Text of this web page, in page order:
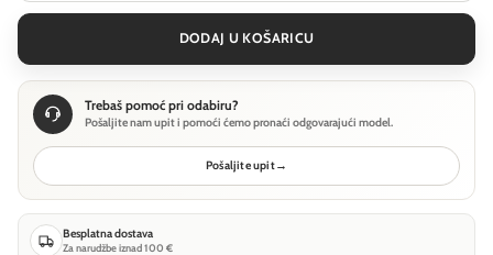
DODAJ U KOŠARICU
Trebaš pomoć pri odabiru?
Pošaljite nam upit i pomoći ćemo pronaći odgovarajući model.
Pošaljite upit→
Besplatna dostava
Za narudžbe iznad 100 €